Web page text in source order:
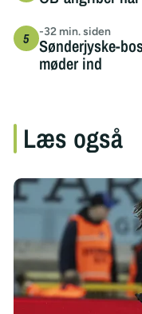
-32 min. siden
Sønderjyske-
møder ind